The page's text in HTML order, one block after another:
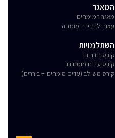
המאגר
מאגר המומחים
עצות לבחירת מומחה
השתלמויות
קורס בוררים
קורס עדים מומחים
קורס משולב (עדים מומחים + בוררים)